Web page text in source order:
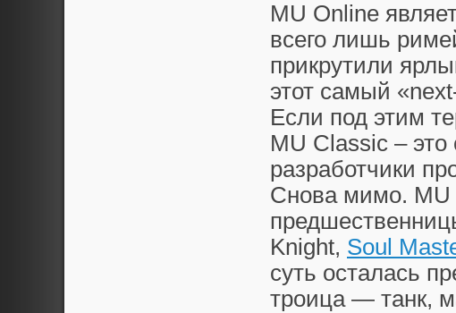
MU Online
всего лишь
прикрутили
этот самый
Если под этим
MU Classic –
разработчики
Снова мимо. MU
Knight, Soul
суть осталась
троица — танк,